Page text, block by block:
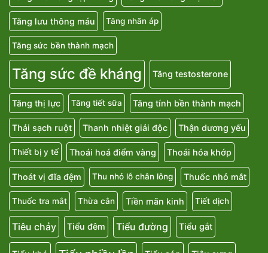
Tăng khả năng tập trung Tăng khả năng thụ thai
Tăng lưu thông máu Tăng nhãn áp
Tăng sức bền thành mạch
Tăng sức đề kháng Tăng testosterone
Tăng thị lực Tăng tiết sữa Tăng tính bền thành mạch
Thải sạch ruột Thanh nhiệt giải độc Thận dương yếu
Thiết bị y tế Thoái hoá điểm vàng Thoái hóa khớp
Thoát vị đĩa đệm Thu nhỏ lỗ chân lông Thuốc nhỏ mắt
Thuốc tra mắt Thừa cân Tiền mãn kinh Tiết dịch
Tiêu chảy Tiểu đêm Tiểu đường Tiểu gắt